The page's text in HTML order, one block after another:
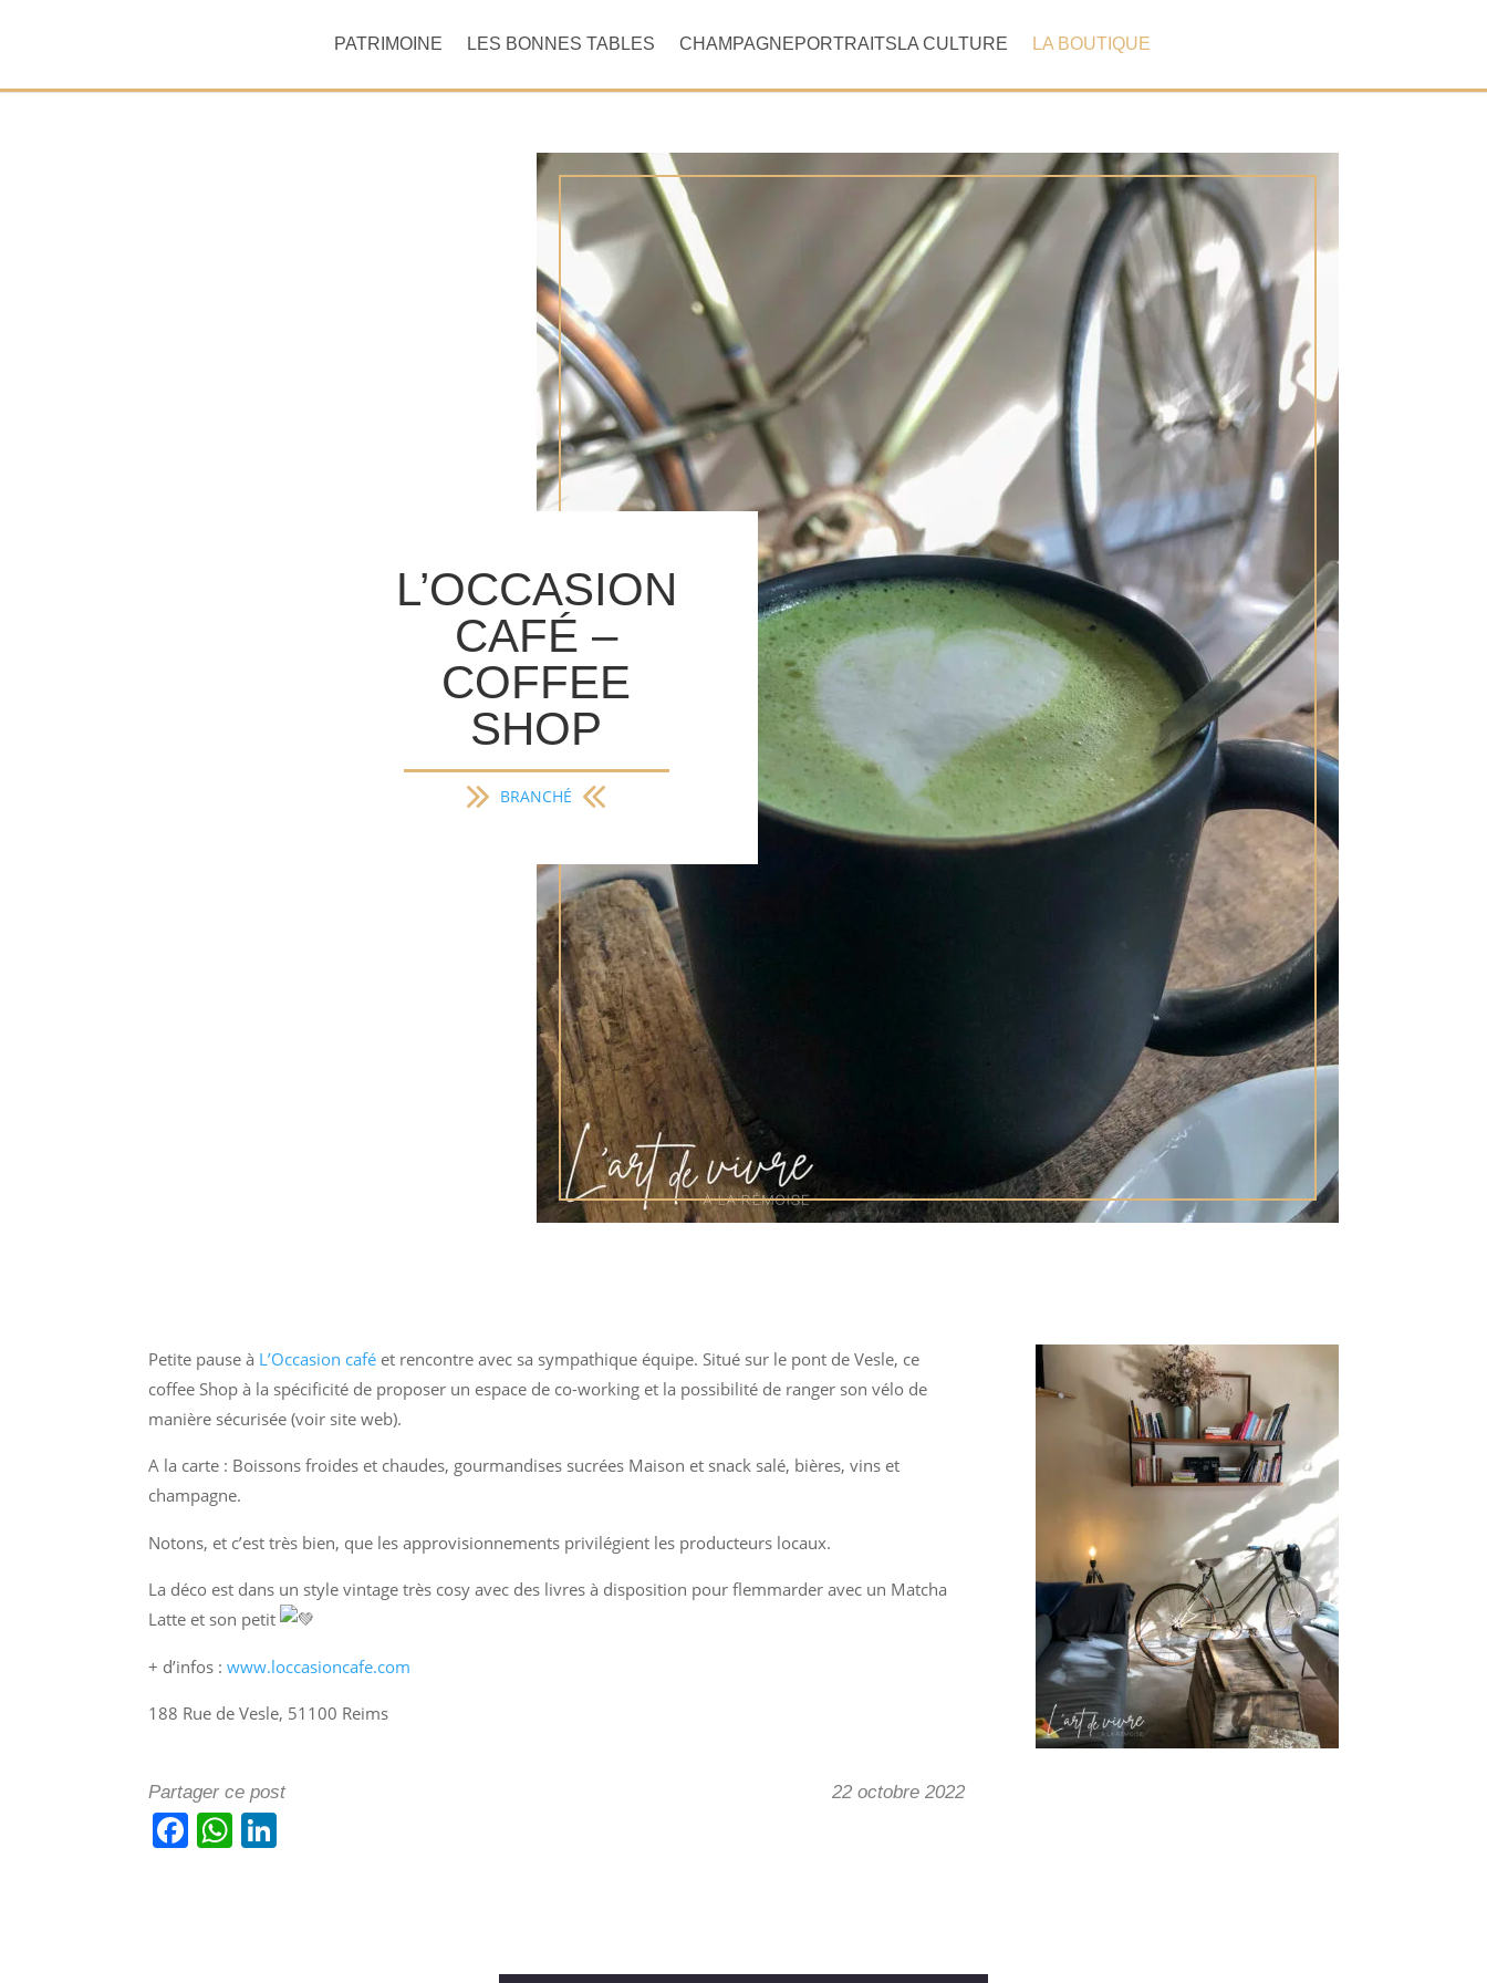
PATRIMOINE LES BONNES TABLES CHAMPAGNE LA CULTURE
PORTRAITS LA BOUTIQUE
L’OCCASION
CAFÉ –
COFFEE
SHOP
BRANCHÉ
Petite pause à L’Occasion café et rencontre avec sa sympathique équipe. Situé sur le pont de Vesle, ce
coffee Shop à la spécificité de proposer un espace de co-working et la possibilité de ranger son vélo de
manière sécurisée (voir site web).
A la carte : Boissons froides et chaudes, gourmandises sucrées Maison et snack salé, bières, vins et
champagne.
Notons, et c’est très bien, que les approvisionnements privilégient les producteurs locaux.
La déco est dans un style vintage très cosy avec des livres à disposition pour flemmarder avec un Matcha
Latte et son petit
+ d’infos :www.loccasioncafe.com
188 Rue de Vesle, 51100 Reims
Partager ce post
F W
22 octobre 2022